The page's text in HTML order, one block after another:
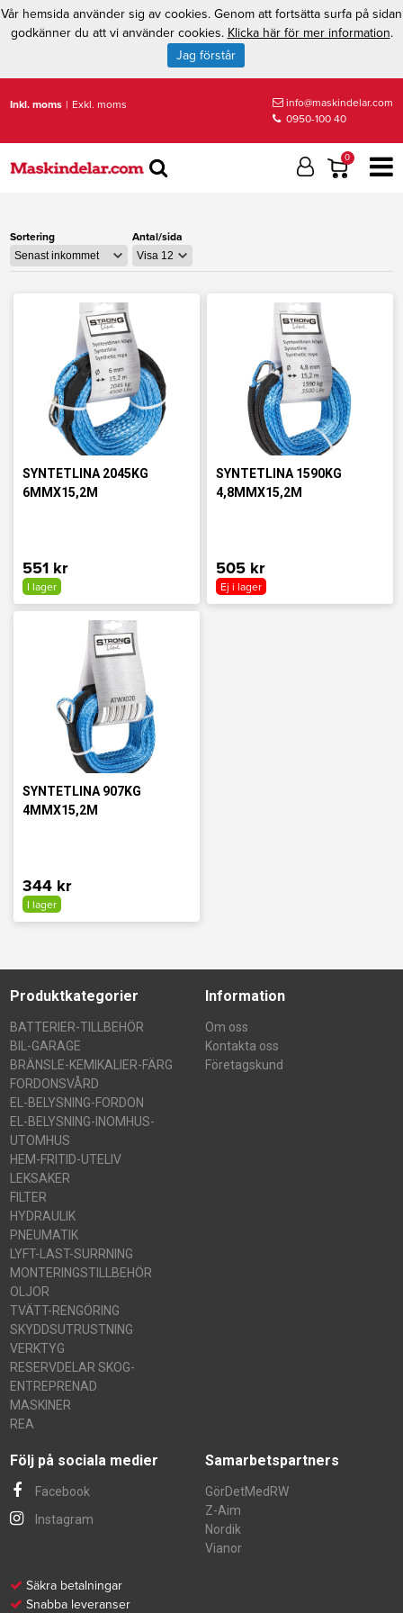
Inkl. moms | Exkl. moms
info@maskindelar.com
0950-100 40
0
Sortering Antal/sida
SYNTETLINA 2045KG
6MMX15,2M
551 kr
I lager
SYNTETLINA 1590KG
4,8MMX15,2M
505 kr
Ej i lager
SYNTETLINA 907KG
4MMX15,2M
344 kr
I lager
Produktkategorier
BATTERIER-TILLBEHÖR
BIL-GARAGE
BRÄNSLE-KEMIKALIER-FÄRG
FORDONSVÅRD
EL-BELYSNING-FORDON
EL-BELYSNING-INOMHUS-
UTOMHUS
HEM-FRITID-UTELIV
LEKSAKER
FILTER
HYDRAULIK
PNEUMATIK
LYFT-LAST-SURRNING
MONTERINGSTILLBEHÖR
OLJOR
TVÄTT-RENGÖRING
SKYDDSUTRUSTNING
VERKTYG
RESERVDELAR SKOG-
ENTREPRENAD
MASKINER
REA
Information
Om oss
Kontakta oss
Företagskund
Följ på sociala medier
Facebook
Instagram
Samarbetspartners
GörDetMedRW
Z-Aim
Nordik
Vianor
Säkra betalningar
Snabba leveranser
Vår hemsida använder sig av cookies. Genom att fortsätta surfa på sidan
godkänner du att vi använder cookies. Klicka här för mer information.
Jag förstår